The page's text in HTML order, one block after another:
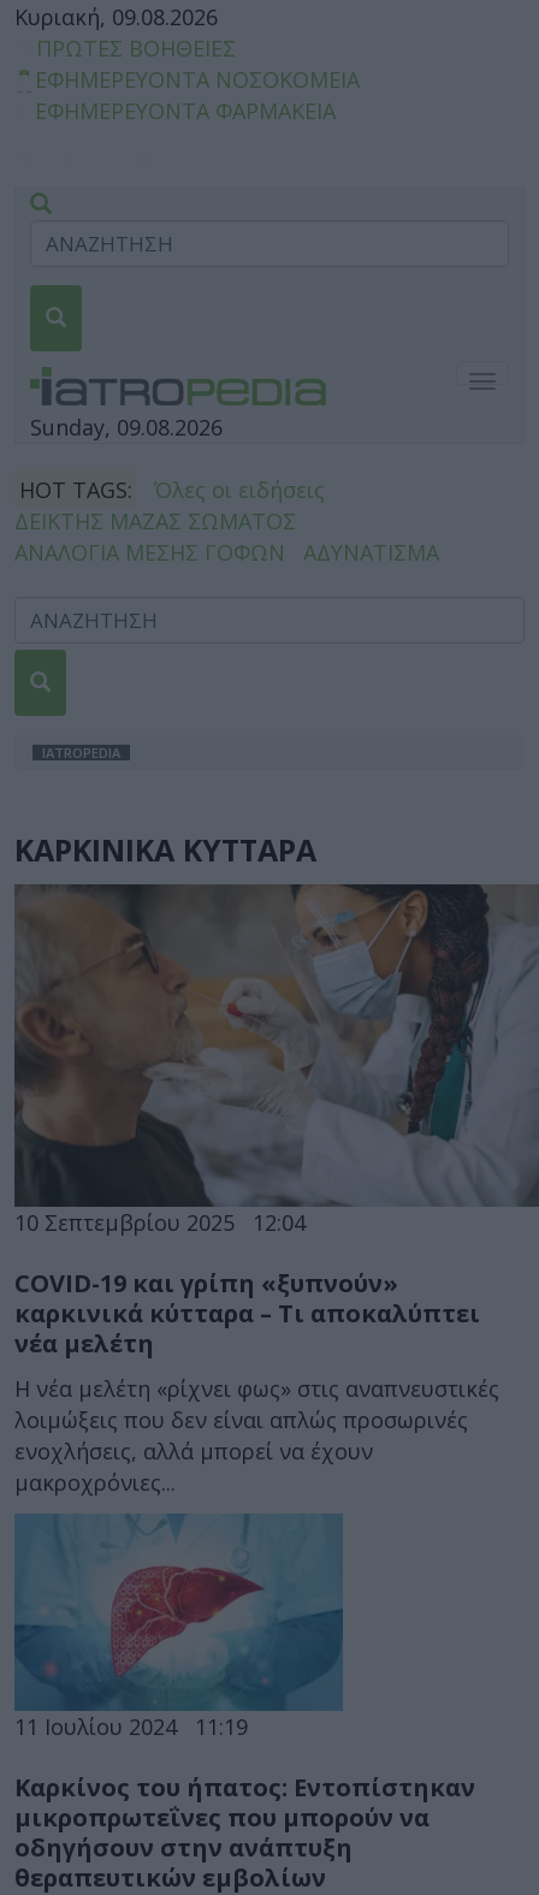
Κυριακή, 09.08.2026
ΠΡΩΤΕΣ ΒΟΗΘΕΙΕΣ
ΕΦΗΜΕΡΕΥΟΝΤΑ ΝΟΣΟΚΟΜΕΙΑ
ΕΦΗΜΕΡΕΥΟΝΤΑ ΦΑΡΜΑΚΕΙΑ
Sunday, 09.08.2026
HOT TAGS:
Όλες οι ειδήσεις
ΔΕΙΚΤΗΣ ΜΑΖΑΣ ΣΩΜΑΤΟΣ
ΑΝΑΛΟΓΙΑ ΜΕΣΗΣ ΓΟΦΩΝ
ΑΔΥΝΑΤΙΣΜΑ
IATROPEDIA
ΚΑΡΚΙΝΙΚΑ ΚΥΤΤΑΡΑ
10 Σεπτεμβρίου 2025 12:04
COVID-19 και γρίπη «ξυπνούν»
καρκινικά κύτταρα – Τι αποκαλύπτει
νέα μελέτη
Η νέα μελέτη «ρίχνει φως» στις αναπνευστικές
λοιμώξεις που δεν είναι απλώς προσωρινές
ενοχλήσεις, αλλά μπορεί να έχουν
μακροχρόνιες...
11 Ιουλίου 2024 11:19
Καρκίνος του ήπατος: Εντοπίστηκαν
μικροπρωτεΐνες που μπορούν να
οδηγήσουν στην ανάπτυξη
θεραπευτικών εμβολίων